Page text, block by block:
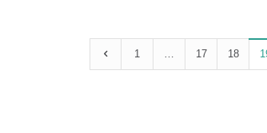
1 17 18